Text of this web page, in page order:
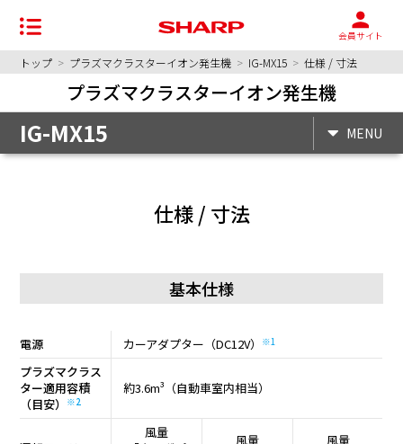
会員サイト
トップ > プラズマクラスターイオン発生機 > IG-MX15 > 仕様 / 寸法
プラズマクラスターイオン発生機
IG-MX15 MENU
仕様 / 寸法
基本仕様
電源 カーアダプター（DC12V） ※1
プラズマクラス
ター適用容積
（目安）
※2
約3.6m³（自動車室内相当）
風量
風量
風量